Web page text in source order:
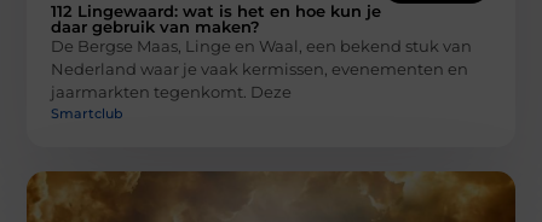
112 Lingewaard: wat is het en hoe kun je
daar gebruik van maken?
De Bergse Maas, Linge en Waal, een bekend stuk van
Nederland waar je vaak kermissen, evenementen en
jaarmarkten tegenkomt. Deze
Smartclub